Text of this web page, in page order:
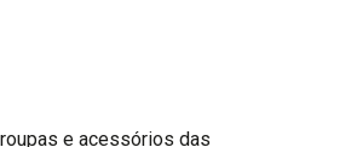
e acessórios das